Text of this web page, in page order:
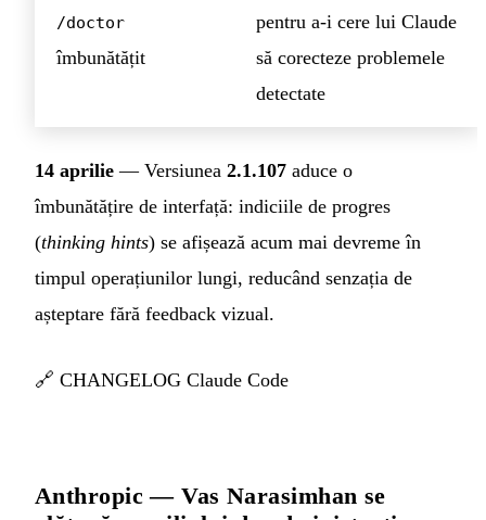
/doctor
îmbunătățit
pentru a-i cere lui Claude
să corecteze problemele
detectate
14 aprilie — Versiunea 2.1.107 aduce o
îmbunătățire de interfață: indiciile de progres
(thinking hints) se afișează acum mai devreme în
timpul operațiunilor lungi, reducând senzația de
așteptare fără feedback vizual.
🔗 CHANGELOG Claude Code
Anthropic — Vas Narasimhan se